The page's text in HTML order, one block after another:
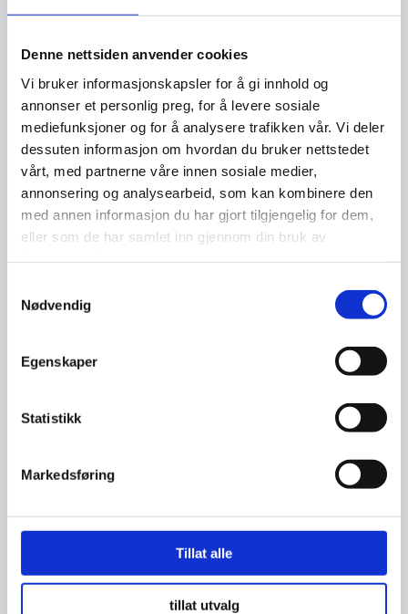
Denne nettsiden anvender cookies
Vi bruker informasjonskapsler for å gi innhold og
annonser et personlig preg, for å levere sosiale
mediefunksjoner og for å analysere trafikken vår. Vi deler
dessuten informasjon om hvordan du bruker nettstedet
vårt, med partnerne våre innen sosiale medier,
annonsering og analysearbeid, som kan kombinere den
med annen informasjon du har gjort tilgjengelig for dem,
eller som de har samlet inn gjennom din bruk av
Nødvendig
Egenskaper
Statistikk
Markedsføring
Tillat alle
tillat utvalg
kr1,098.00
Se flere detaljer
Landsail LS388 175/70R14 88H